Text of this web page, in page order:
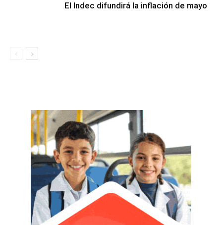
El Indec difundirá la inflación de mayo